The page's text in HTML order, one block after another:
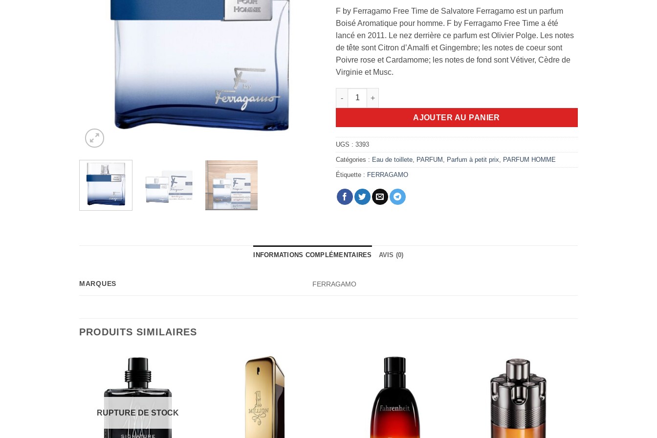
F by Ferragamo Free Time de Salvatore Ferragamo est un parfum
Boisé Aromatique pour homme. F by Ferragamo Free Time a été
lancé en 2011. Le nez derrière ce parfum est Olivier Polge. Les notes
de tête sont Citron d’Amalfi et Gingembre; les notes de coeur sont
Poivre rose et Cardamome; les notes de fond sont Vétiver, Cèdre de
Virginie et Musc.
quantité de F by Ferragamo Free Time 100ml edt
AJOUTER AU PANIER
UGS : 3393
Catégories : Eau de toillete, PARFUM , Parfum à petit prix, PARFUM HOMME
Étiquette : FERRAGAMO
INFORMATIONS COMPLÉMENTAIRES AVIS (0)
MARQUES FERRAGAMO
PRODUITS SIMILAIRES
RUPTURE DE STOCK